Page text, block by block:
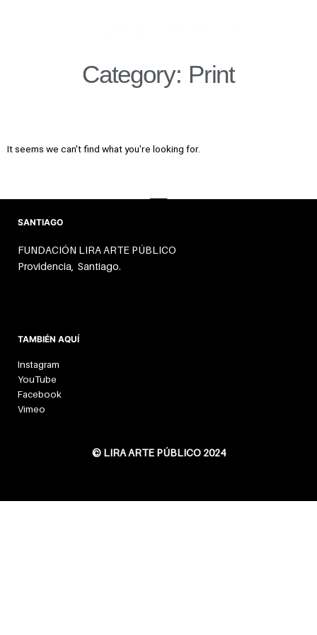
Category: Print
It seems we can't find what you're looking for.
SANTIAGO
FUNDACIÓN LIRA ARTE PÚBLICO
Providencia, Santiago.
TAMBIÉN AQUÍ
Instagram
YouTube
Facebook
Vimeo
© LIRA ARTE PÚBLICO 2024